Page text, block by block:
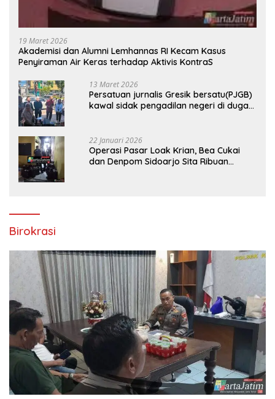
19 Maret 2026
Akademisi dan Alumni Lemhannas RI Kecam Kasus
Penyiraman Air Keras terhadap Aktivis KontraS
13 Maret 2026
Persatuan jurnalis Gresik bersatu(PJGB)
kawal sidak pengadilan negeri di duga
22 Januari 2026
Operasi Pasar Loak Krian, Bea Cukai
dan Denpom Sidoarjo Sita Ribuan
Birokrasi